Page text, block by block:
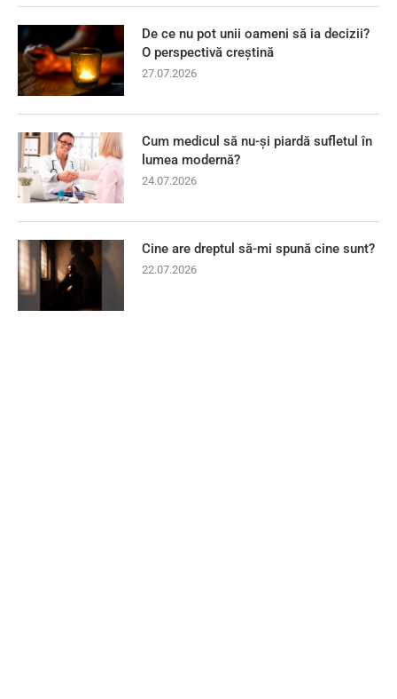
De ce nu pot unii oameni să ia decizii?
O perspectivă creștină
27.07.2026
Cum medicul să nu-și piardă sufletul în
lumea modernă?
24.07.2026
Cine are dreptul să-mi spună cine sunt?
22.07.2026